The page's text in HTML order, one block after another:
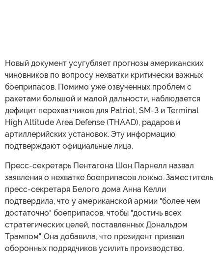
Новый документ усугубляет прогнозы американских
чиновников по вопросу нехватки критически важных
боеприпасов. Помимо уже озвученных проблем с
ракетами большой и малой дальности, наблюдается
дефицит перехватчиков для Patriot, SM-3 и Terminal
High Altitude Area Defense (THAAD), радаров и
артиллерийских установок. Эту информацию
подтверждают официальные лица.
Пресс-секретарь Пентагона Шон Парнелл назвал
заявления о нехватке боеприпасов ложью. Заместитель
пресс-секретаря Белого дома Анна Келли
подтвердила, что у американской армии "более чем
достаточно" боеприпасов, чтобы "достичь всех
стратегических целей, поставленных Дональдом
Трампом". Она добавила, что президент призвал
оборонных подрядчиков усилить производство.